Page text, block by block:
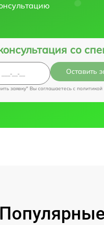
со
Оставить
заявку" Вы соглашаетесь c